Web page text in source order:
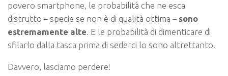
povero smartphone, le probabilità che ne esca
distrutto – specie se non è di qualità ottima – sono
estremamente alte. E le probabilità di dimenticare di
sfilarlo dalla tasca prima di sederci lo sono altrettanto.
Davvero, lasciamo perdere!